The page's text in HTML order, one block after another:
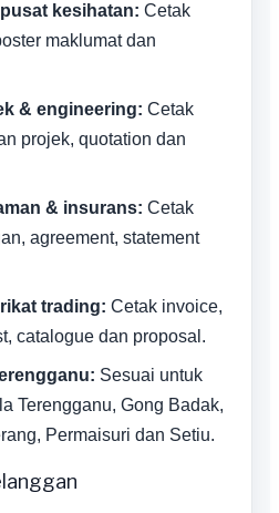
kesihatan: Cetak
maklumat dan
& engineering: Cetak
projek, quotation dan
& insurans: Cetak
agreement, statement
trading: Cetak invoice,
catalogue dan proposal.
Sesuai untuk
Terengganu, Gong Badak,
Permaisuri dan Setiu.